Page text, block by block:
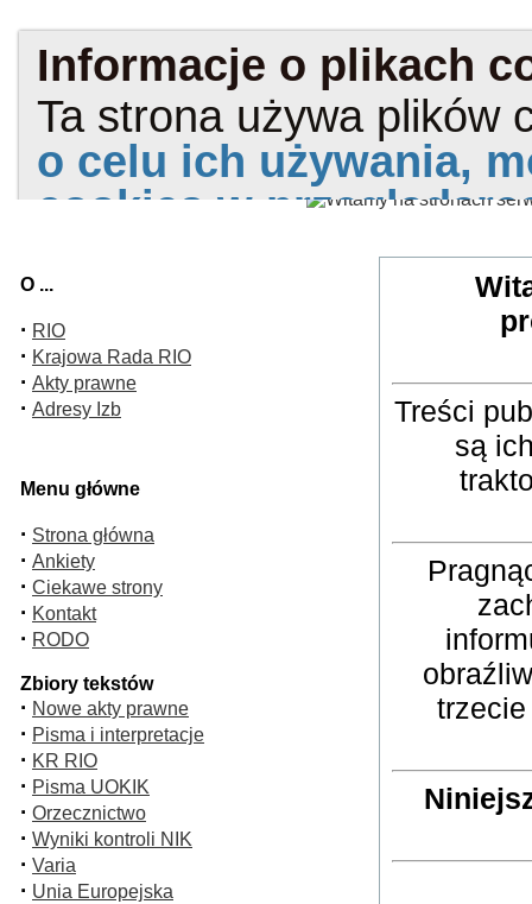
O ...
· RIO
· Krajowa Rada RIO
· Akty prawne
· Adresy Izb
Menu główne
· Strona główna
· Ankiety
· Ciekawe strony
· Kontakt
· RODO
Zbiory tekstów
· Nowe akty prawne
· Pisma i interpretacje
· KR RIO
· Pisma UOKIK
· Orzecznictwo
· Wyniki kontroli NIK
· Varia
· Unia Europejska
Treści
są